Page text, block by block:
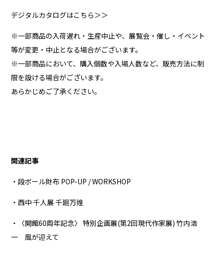
デジタルカタログはこちら＞＞
※一部商品の入荷遅れ・生産中止や、展覧会・催し・イベント
等が変更・中止となる場合がございます。
※一部商品において、購入個数や入場人数など、販売方法に制
限を設ける場合がございます。
あらかじめご了承ください。
関連記事
・段ボール財布 POP-UP / WORKSHOP
・西中 千人展 千廻万煌
・〈開館60周年記念〉 特別企画展(第2回現代作家展) 竹内浩
一 風が迎えて